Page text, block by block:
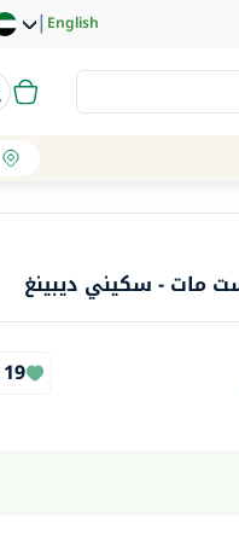
|English
مات - سكيني ديبينغ
19